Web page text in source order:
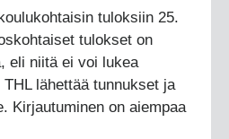
tuloksiin 25.
tulokset on
eli niitä ei voi lukea
lähettää tunnukset ja
Kirjautuminen on aiempaa